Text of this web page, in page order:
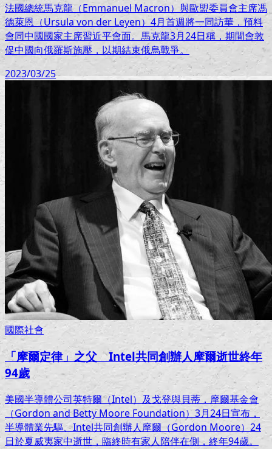
法國總統馬克龍（Emmanuel Macron）與歐盟委員會主席馮
德萊恩（Ursula von der Leyen）4月首週將一同訪華，預料
會同中國國家主席習近平會面。馬克龍3月24日稱，期間會敦
促中國向俄羅斯施壓，以期結束俄烏戰爭。
2023/03/25
國際社會
「摩爾定律」之父 Intel共同創辦人摩爾逝世終年
94歲
美國半導體公司英特爾（Intel）及戈登與貝蒂．摩爾基金會
（Gordon and Betty Moore Foundation）3月24日宣布，
半導體業先驅、Intel共同創辦人摩爾（Gordon Moore）24
日於夏威夷家中逝世，臨終時有家人陪伴在側，終年94歲。